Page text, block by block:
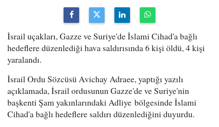
İsrail uçakları, Gazze ve Suriye'de İslami Cihad'a bağlı
hedeflere düzenlediği hava saldırısında 6 kişi öldü, 4 kişi
yaralandı.
İsrail Ordu Sözcüsü Avichay Adraee, yaptığı yazılı
açıklamada, İsrail ordusunun Gazze'de ve Suriye'nin
başkenti Şam yakınlarındaki Adliye bölgesinde İslami
Cihad'a bağlı hedeflere saldırı düzenlediğini duyurdu.